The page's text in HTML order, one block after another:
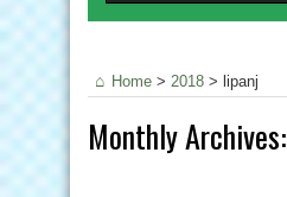
Home > 2018 > lipanj
Monthly Archives: